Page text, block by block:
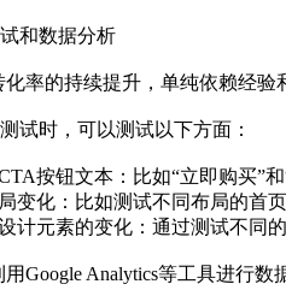
和数据分析
化率的持续提升，单纯依赖经验
试时，可以测试以下方面：
按钮文本：比如“立即购买”
变化：比如测试不同布局的首
计元素的变化：通过测试不同
用Google Analytics等工具进行